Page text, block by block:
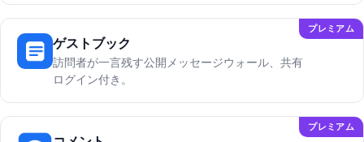
プレミアム
ゲストブック
訪問者が一言残す公開メッセージウォール、共有
ログイン付き。
プレミアム